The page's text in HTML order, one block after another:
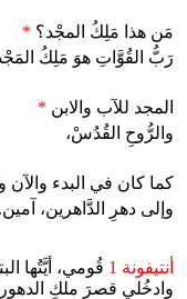
مَن هذا مَلِكُ المجْد؟ *
رَبُّ القُوَّاتِ هوَ مَلِكُ
المجد للآب والابن *
والرُّوحِ القُدُسْ،
كما كان في البدء والآن
وإلى دهرِ الدَّاهرين، آمين.
أنتيفونة 1
قُومي، أيَّتُها
وادخُلي قصرَ ملكِ